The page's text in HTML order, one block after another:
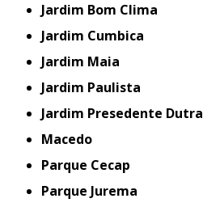
Jardim Bom Clima
Jardim Cumbica
Jardim Maia
Jardim Paulista
Jardim Presedente Dutra
Macedo
Parque Cecap
Parque Jurema